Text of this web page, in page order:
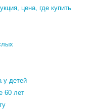
цена, где купить
у детей
60 лет